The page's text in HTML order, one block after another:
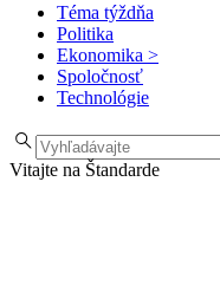
Téma týždňa
Politika
Ekonomika >
Spoločnosť
Technológie
Vitajte na Štandarde